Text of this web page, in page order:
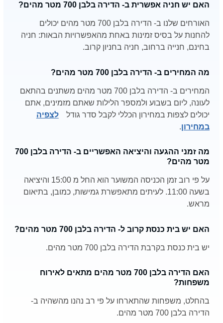
האם יש חניה אפשרית ב- הדירה בלבן 700 מטר מהים?
האורחים שלנו ב- הדירה בלבן 700 מטר מהים יכולים
להחנות על בסיס זמינות באחת מהאפשרויות הבאות: חניה
בחינם, חנייה ברחוב, חניה בחניון קרוב.
מה המחירים ב- הדירה בלבן 700 מטר מהים?
המחירים ב- הדירה בלבן 700 מטר מהים משתנים בהתאם
לעונה, ליום בשבוע ולמספר הלילות שאתם מזמינים, אתם
יכולים לצפות במחירון הכללי לקבל סדר גודל
לצפיה
במחירון.
מה זמני ההגעה והיציאה האפשריים ב- הדירה בלבן 700
מטר מהים?
על פי רוב זמן הכניסה המשוער הוא החל מ 15:00 והיציאה
בשעה 11:00. לעיתים מתאפשרת גמישות, כמובן, בתיאום
מראש.
האם יש בית כנסת קרוב ל- הדירה בלבן 700 מטר מהים?
יש בית כנסת בקרבת הדירה בלבן 700 מטר מהים.
האם הדירה בלבן 700 מטר מהים מתאים לאירוח
משפחות?
בהחלט, משפחות שהתארחו על פי רב נהנו מהשהיה ב-
הדירה בלבן 700 מטר מהים.